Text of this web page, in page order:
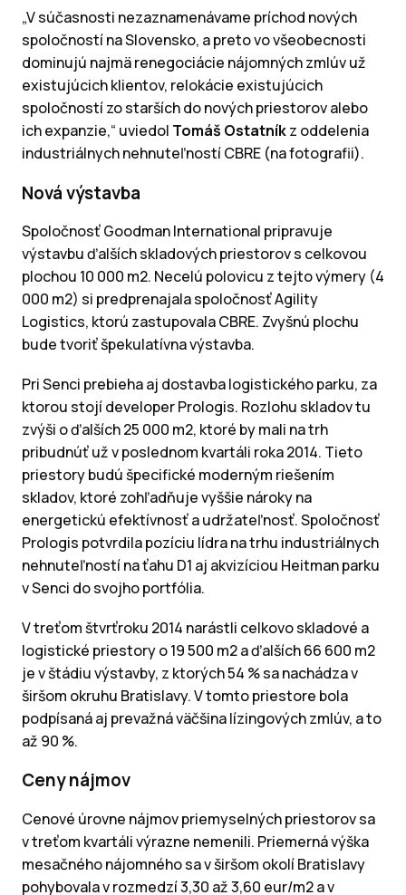
„V súčasnosti nezaznamenávame príchod nových
spoločností na Slovensko, a preto vo všeobecnosti
dominujú najmä renegociácie nájomných zmlúv už
existujúcich klientov, relokácie existujúcich
spoločností zo starších do nových priestorov alebo
ich expanzie,“ uviedol Tomáš Ostatníkz oddelenia
industriálnych nehnuteľností CBRE (na fotografii).
Nová výstavba
Spoločnosť Goodman International pripravuje
výstavbu ďalších skladových priestorov s celkovou
plochou 10 000 m2. Necelú polovicu z tejto výmery (4
000 m2) si predprenajala spoločnosť Agility
Logistics, ktorú zastupovala CBRE. Zvyšnú plochu
bude tvoriť špekulatívna výstavba.
Pri Senci prebieha aj dostavba logistického parku, za
ktorou stojí developer Prologis. Rozlohu skladov tu
zvýši o ďalších 25 000 m2, ktoré by mali na trh
pribudnúť už v poslednom kvartáli roka 2014. Tieto
priestory budú špecifické moderným riešením
skladov, ktoré zohľadňuje vyššie nároky na
energetickú efektívnosť a udržateľnosť. Spoločnosť
Prologis potvrdila pozíciu lídra na trhu industriálnych
nehnuteľností na ťahu D1 aj akvizíciou Heitman parku
v Senci do svojho portfólia.
V treťom štvrťroku 2014 narástli celkovo skladové a
logistické priestory o 19 500 m2 a ďalších 66 600 m2
je v štádiu výstavby, z ktorých 54 % sa nachádza v
širšom okruhu Bratislavy. V tomto priestore bola
podpísaná aj prevažná väčšina lízingových zmlúv, a to
až 90 %.
Ceny nájmov
Cenové úrovne nájmov priemyselných priestorov sa
v treťom kvartáli výrazne nemenili. Priemerná výška
mesačného nájomného sa v širšom okolí Bratislavy
pohybovala v rozmedzí 3,30 až 3,60 eur/m2 a v